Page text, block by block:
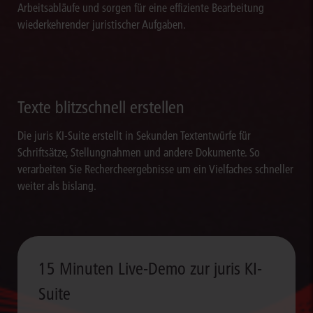
Arbeitsabläufe und sorgen für eine effiziente Bearbeitung
wiederkehrender juristischer Aufgaben.
Texte blitzschnell erstellen
Die juris KI-Suite erstellt in Sekunden Textentwürfe für
Schriftsätze, Stellungnahmen und andere Dokumente. So
verarbeiten Sie Rechercheergebnisse um ein Vielfaches schneller
weiter als bislang.
15 Minuten Live-Demo zur juris KI-
Suite